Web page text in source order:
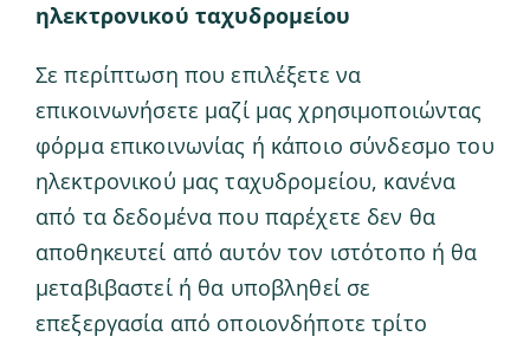
ηλεκτρονικού ταχυδρομείου
Σε περίπτωση που επιλέξετε να
επικοινωνήσετε μαζί μας χρησιμοποιώντας
φόρμα επικοινωνίας ή κάποιο σύνδεσμο του
ηλεκτρονικού μας ταχυδρομείου, κανένα
από τα δεδομένα που παρέχετε δεν θα
αποθηκευτεί από αυτόν τον ιστότοπο ή θα
μεταβιβαστεί ή θα υποβληθεί σε
επεξεργασία από οποιονδήποτε τρίτο